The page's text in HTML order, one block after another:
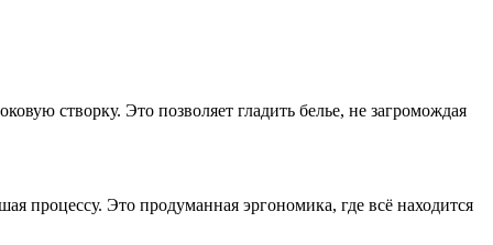
створку. Это позволяет гладить белье, не загромождая
процессу. Это продуманная эргономика, где всё находится